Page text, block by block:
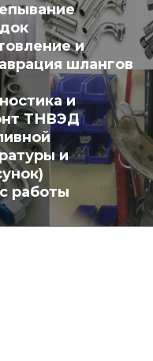
и
шлангов
и
ТНВЭД
и
работы